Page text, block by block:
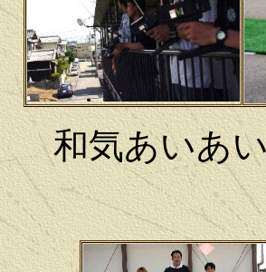
和気あいあ